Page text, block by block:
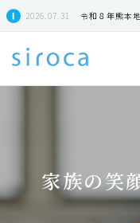
2026.07.31 令和８年熊本地
家族の笑